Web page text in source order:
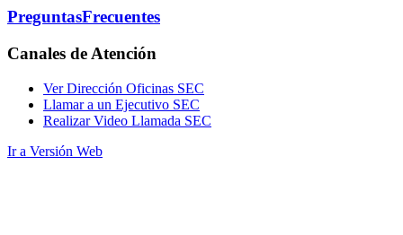
PreguntasFrecuentes
Canales de Atención
Ver Dirección Oficinas SEC
Llamar a un Ejecutivo SEC
Realizar Video Llamada SEC
Ir a Versión Web